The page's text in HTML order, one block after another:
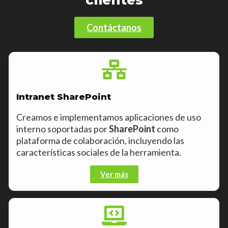
Contáctanos
Intranet SharePoint
Creamos e implementamos aplicaciones de uso
interno soportadas porSharePoint como
plataforma de colaboración,incluyendo las
características sociales de la herramienta.
Ver más